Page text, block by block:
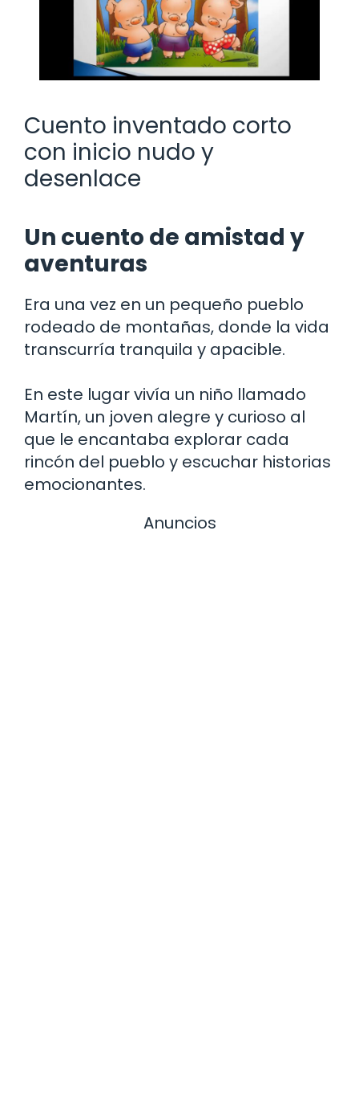
Cuento inventado corto
con inicio nudo y
desenlace
Un cuento de amistad y
aventuras
Era una vez en un pequeño pueblo
rodeado de montañas, donde la vida
transcurría tranquila y apacible.
En este lugar vivía un niño llamado
Martín, un joven alegre y curioso al
que le encantaba explorar cada
rincón del pueblo y escuchar historias
emocionantes.
Anuncios